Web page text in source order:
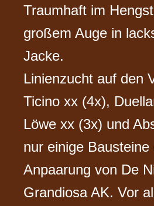
Traumhaft im
großem Auge in
Jacke.
Linienzucht auf den
Ticino xx (4x),
Löwe xx (3x) und
nur einige Bausteine
Anpaarung von De
Grandiosa AK. Vor